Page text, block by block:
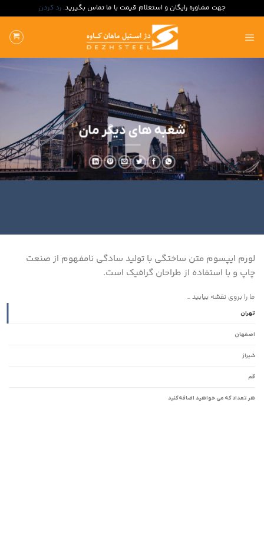
جهت مشاوره رایگان و استعلام قیمت با ما تماس بگیرید. رد کردن
محتوا
بروید
شعبه های دیگر مان
لورم ایپسوم متن ساختگی با تولید سادگی نامفهوم از صنعت
چاپ و با استفاده از طراحان گرافیک است.
ما را بروی نقشه بیابید …
تهران
اصفهان
شیراز
قم
هر تعداد که می خواهید اضافه کنید